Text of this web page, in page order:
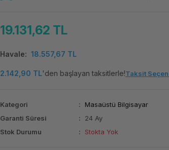
19.131,62 TL
Havale 18.557,67 TL
2.142,90 TL'den başlayan taksitlerle!Taksit
Kategori
Masaüstü Bilgisayar
Garanti Süresi
24 Ay
Stok Durumu
Stokta Yok